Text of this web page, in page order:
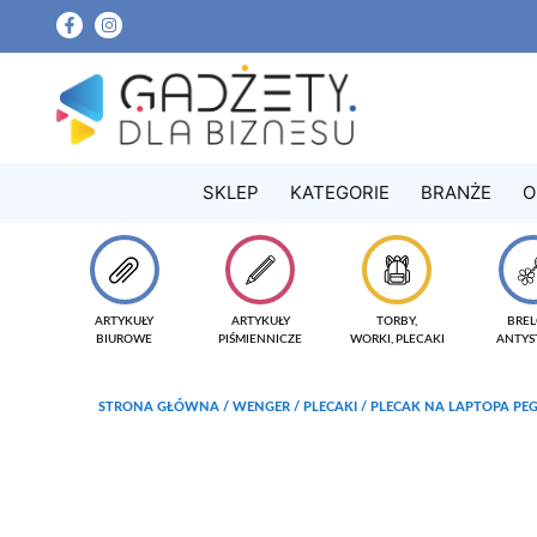
SKLEP KATEGORIE BRANŻE
ARTYKUŁY
BIUROWE
ARTYKUŁY
PIŚMIENNICZE
TORBY,
WORKI, PLECAKI
STRONA GŁÓWNA / WENGER / PLECAKI / PLECAK NA LAPTOPA